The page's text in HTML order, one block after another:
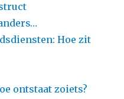
Hoe zit
ontstaat zoiets?